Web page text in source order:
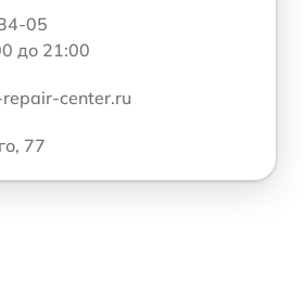
05
до 21:00
center.ru
77